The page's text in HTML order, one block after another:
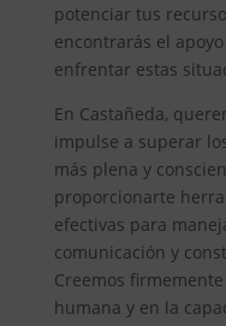
potenciar tus
encontrarás el
enfrentar estas
En Castañeda,
impulse a superar
más plena y
proporcionarte
efectivas para
comunicación y
Creemos
humana y en la